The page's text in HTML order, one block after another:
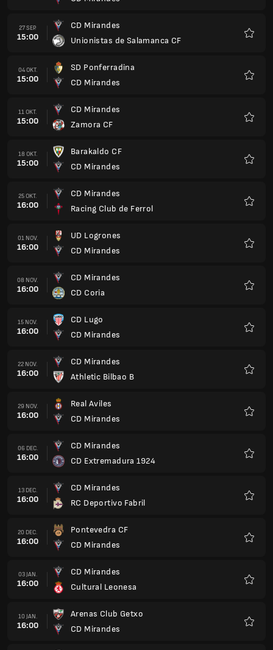
27 SEP.
15:00
CD Mirandes
Unionistas de Salamanca CF
04 OKT.
15:00
SD Ponferradina
CD Mirandes
11 OKT.
15:00
CD Mirandes
Zamora CF
18 OKT.
15:00
Barakaldo CF
CD Mirandes
25 OKT.
16:00
CD Mirandes
Racing Club de Ferrol
01 NOV.
16:00
UD Logrones
CD Mirandes
08 NOV.
16:00
CD Mirandes
CD Coria
15 NOV.
16:00
CD Lugo
CD Mirandes
22 NOV.
16:00
CD Mirandes
Athletic Bilbao B
29 NOV.
16:00
Real Aviles
CD Mirandes
06 DEC.
16:00
CD Mirandes
CD Extremadura 1924
13 DEC.
16:00
CD Mirandes
RC Deportivo Fabril
20 DEC.
16:00
Pontevedra CF
CD Mirandes
03 JAN.
16:00
CD Mirandes
Cultural Leonesa
10 JAN.
16:00
Arenas Club Getxo
CD Mirandes